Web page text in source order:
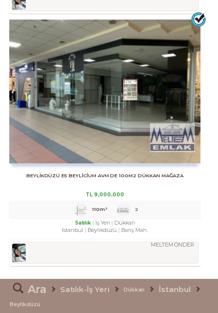
BEYLİKDÜZÜ E5 BEYLİCİUM AVM DE 100M2 DÜKKAN MAĞAZA
TL9,000,000
110m² 2
Satılık İş Yeri
Dükkan
İstanbul
Beylikdüzü Barış Mah.
MELTEM ÖNDER
Ara Satılık-İş Yeri Dükkan İstanbul
Beylikdüzü